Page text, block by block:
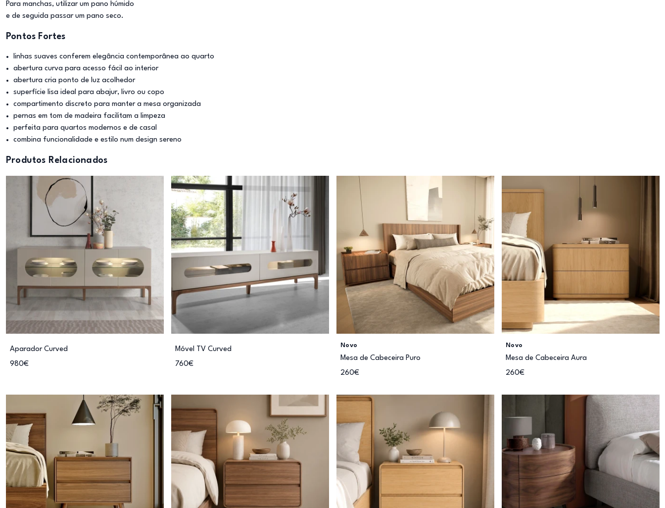
Para manchas, utilizar um pano húmido
e de seguida passar um pano seco.
Pontos Fortes
linhas suaves conferem elegância contemporânea ao quarto
abertura curva para acesso fácil ao interior
abertura cria ponto de luz acolhedor
superfície lisa ideal para abajur, livro ou copo
compartimento discreto para manter a mesa organizada
pernas em tom de madeira facilitam a limpeza
perfeita para quartos modernos e de casal
combina funcionalidade e estilo num design sereno
Produtos Relacionados
Aparador Curved
980€
Móvel TV Curved
760€
Novo
Mesa de Cabeceira Puro
260€
Novo
Mesa de Cabeceira Aura
260€